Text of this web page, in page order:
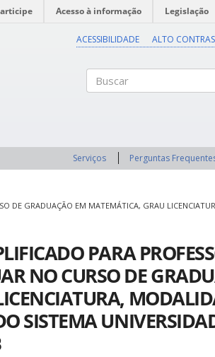
Acesso à informação Legislação
ACESSIBILIDADE ALTO
Serviços Perguntas
DE GRADUAÇÃO EM MATEMÁTICA, GRAU
PARA
NO CURSO DE
SISTEMA